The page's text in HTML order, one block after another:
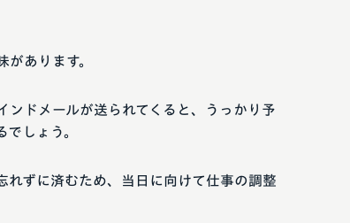
あります。
ンドメールが送られてくると、うっかり予
しょう。
れずに済むため、当日に向けて仕事の調整